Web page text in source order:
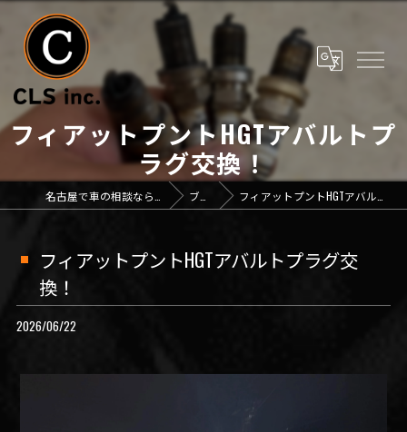
フィアットプントHGTアバルトプ
ラグ交換！
ブログ フィアットプントHGTアバルトプラグ交換！
フィアットプントHGTアバルトプラグ交
換！
2026/06/22